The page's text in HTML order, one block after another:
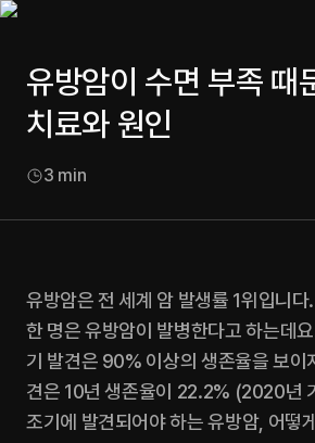
유방암이 수면 부족 때
치료와 원인
3 min
유방암은 전 세계 암 발생률 1위입니
한 명은 유방암이 발병한다고 하는데
기 발견은 90% 이상의 생존율을 보이
견은 10년 생존율이 22.2% (2020년
조기에 발견되어야 하는 유방암, 어떻